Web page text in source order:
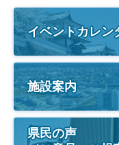
イベントカレン
施設案内
県民の声